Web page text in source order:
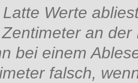
Werte
an
bei einem
falsch,